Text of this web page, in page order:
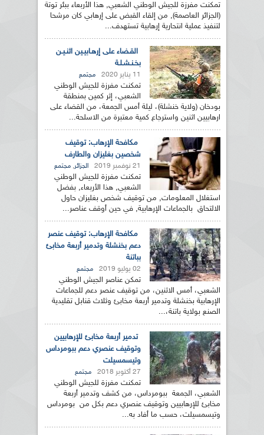
تمكنت مفرزة للجيش الوطني الشعبي, هذا الأربعاء ببئر توتة
(الجزائر العاصمة), من إلقاء القبض على إرهابي كان مرشحا
لتنفيذ عملية انتحارية إرهابية تستهدف...
القـضاء على إرهـابيـين اثنـيـن
بخـنـشـلـة
11 يناير 2020 مجتمع
تمكنت مفرزة للجيش الوطني
الشعبي، إثر كمين بمنطقة
بودخان (ولاية خنشلة)، ليلة أمس الجمعة، من القضاء على
ارهابيين اثنين واسترجاع كمية معتبرة من الاسلحة...
مكافحة الإرهاب: توقيف
شخصين بغليزان والطارف
21 نوفمبر 2019 الجزائر, مجتمع
تمكنت مفرزة للجيش الوطني
الشعبي, هذا الأربعاء, بفضل
استغلال المعلومات, من توقيف شخص بغليزان حاول
الالتحاق بالجماعات الإرهابية, في حين أوقف عناصر...
مكافحة الإرهاب: توقيف عنصر
دعم بخنشلة وتدمير أربعة مخابئ
بباتنة
02 يوليو 2019 مجتمع
تمكن عناصر الجيش الوطني
الشعبي، أمس الاثنين، من توقيف عنصر دعم للجماعات
الإرهابية بخنشلة وتدمير أربعة مخابئ وثلاث قنابل تقليدية
الصنع بولاية باتنة،...
تدمير أربعة مخابئ للإرهابيين
وتوقيف عنصري دعم ببومرداس
وتيسمسيلت
27 أكتوبر 2018 مجتمع
تمكنت مفرزة للجيش الوطني
الشعبي، الجمعة ببومرداس، من كشف وتدمير أربعة
مخابئ للإرهابيين وتوقيف عنصري دعم بكل من بومرداس
وتيسمسيلت، حسب ما أفاد به...